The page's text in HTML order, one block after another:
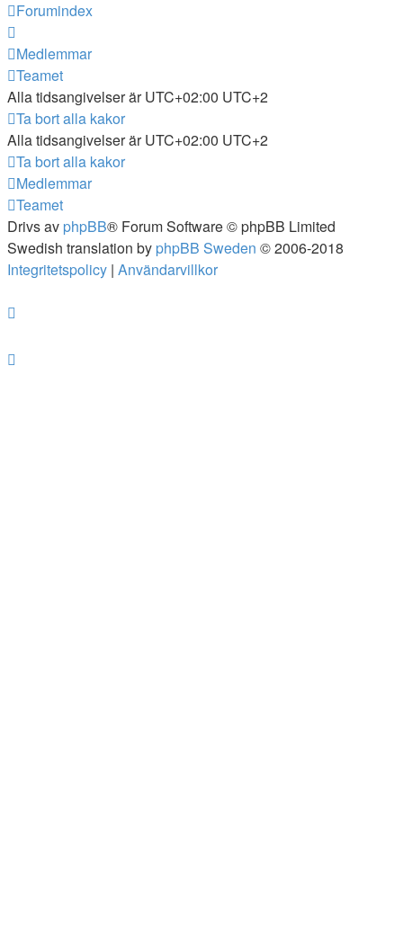
Forumindex
Medlemmar
Teamet
Alla tidsangivelser är UTC+02:00 UTC+2
Ta bort alla kakor
Alla tidsangivelser är UTC+02:00 UTC+2
Ta bort alla kakor
Medlemmar
Teamet
Drivs av phpBB® Forum Software © phpBB Limited
Swedish translation by phpBB Sweden © 2006-2018
Integritetspolicy | Användarvillkor